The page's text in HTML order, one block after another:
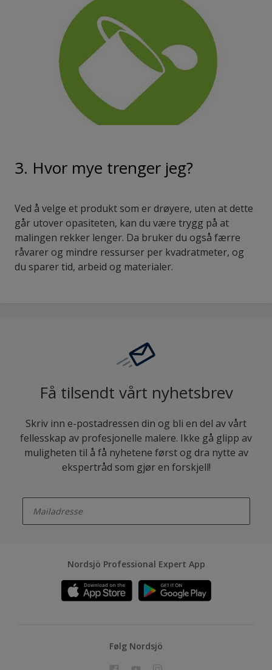
3. Hvor mye trenger jeg?
Ved å velge et produkt som er drøyere, uten at dette
går utover opasiteten, kan du være trygg på at
malingen rekker lenger. Da bruker du også færre
råvarer og mindre ressurser per kvadratmeter, og
du sparer tid, arbeid og materialer.
Få tilsendt vårt nyhetsbrev
Skriv inn e-postadressen din og bli en del av vårt
fellesskap av profesjonelle malere. Ikke gå glipp av
muligheten til å få nyhetene først og dra nytte av
ekspertråd som gjør en forskjell!
Nordsjö Professional Expert App
Følg Nordsjö